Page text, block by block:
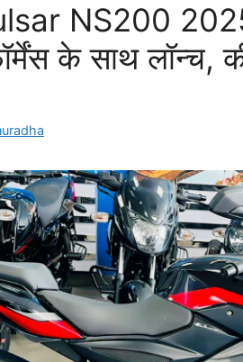
NS200
के साथ लॉन्च,